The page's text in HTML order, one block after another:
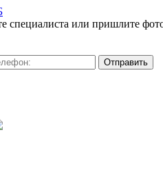
специалиста или пришлите